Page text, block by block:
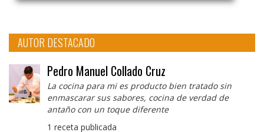
AUTOR DESTACADO
Pedro Manuel Collado Cruz
La cocina para mi es producto bien tratado sin
enmascarar sus sabores, cocina de verdad de
antaño con un toque diferente
1 receta publicada